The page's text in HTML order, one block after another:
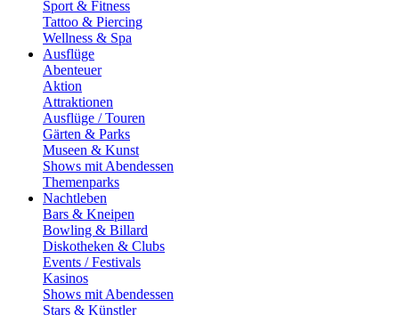
Sport & Fitness
Tattoo & Piercing
Wellness & Spa
Ausflüge
Abenteuer
Aktion
Attraktionen
Ausflüge / Touren
Gärten & Parks
Museen & Kunst
Shows mit Abendessen
Themenparks
Nachtleben
Bars & Kneipen
Bowling & Billard
Diskotheken & Clubs
Events / Festivals
Kasinos
Shows mit Abendessen
Stars & Künstler